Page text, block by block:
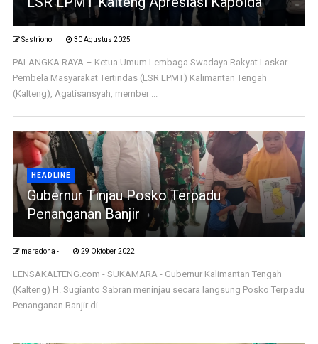
Sastriono 30 Agustus 2025
PALANGKA RAYA – Ketua Umum Lembaga Swadaya Rakyat Laskar
Pembela Masyarakat Tertindas (LSR LPMT) Kalimantan Tengah
(Kalteng), Agatisansyah, member ...
HEADLINE
Gubernur Tinjau Posko Terpadu
Penanganan Banjir
maradona - 29 Oktober 2022
LENSAKALTENG.com - SUKAMARA - Gubernur Kalimantan Tengah
(Kalteng) H. Sugianto Sabran meninjau secara langsung Posko Terpadu
Penanganan Banjir di ...